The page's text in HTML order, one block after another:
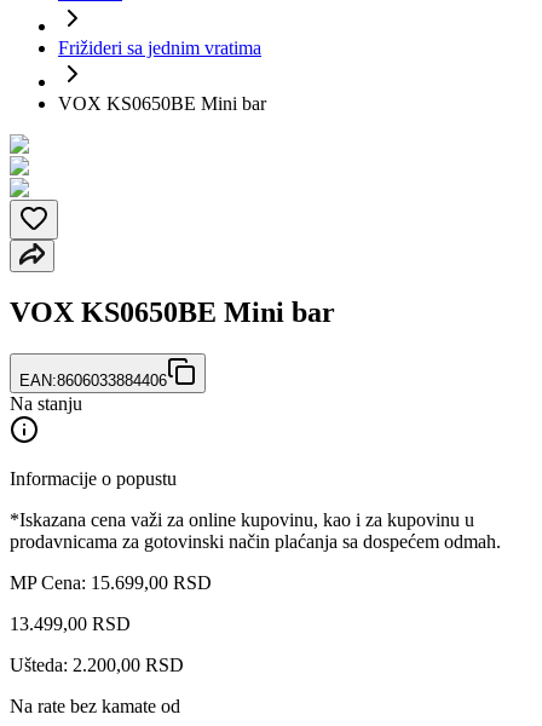
Frižideri sa jednim vratima
VOX KS0650BE Mini bar
VOX KS0650BE Mini bar
EAN:8606033884406
Na stanju
Informacije o popustu
*Iskazana cena važi za online kupovinu, kao i za kupovinu u
prodavnicama za gotovinski način plaćanja sa dospećem odmah.
MP Cena: 15.699,00 RSD
13.499,00 RSD
Ušteda: 2.200,00 RSD
Na rate bez kamate od